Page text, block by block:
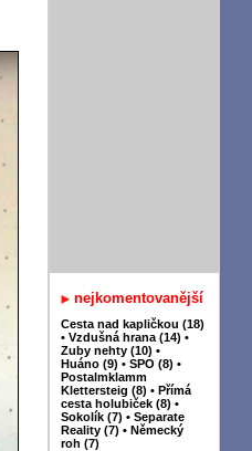
nejkomentovanější
Cesta nad kapličkou (18)
• Vzdušná hrana (14) •
Zuby nehty (10) •
Huáno (9) • SPO (8) •
Postalmklamm
Klettersteig (8) • Přímá
cesta holubiček (8) •
Sokolík (7) • Separate
Reality (7) • Německý
roh (7)